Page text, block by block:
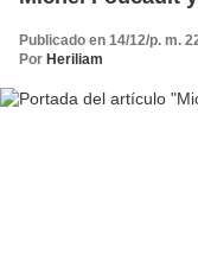
Publicado en 14/12/p. m.
Por Heriliam